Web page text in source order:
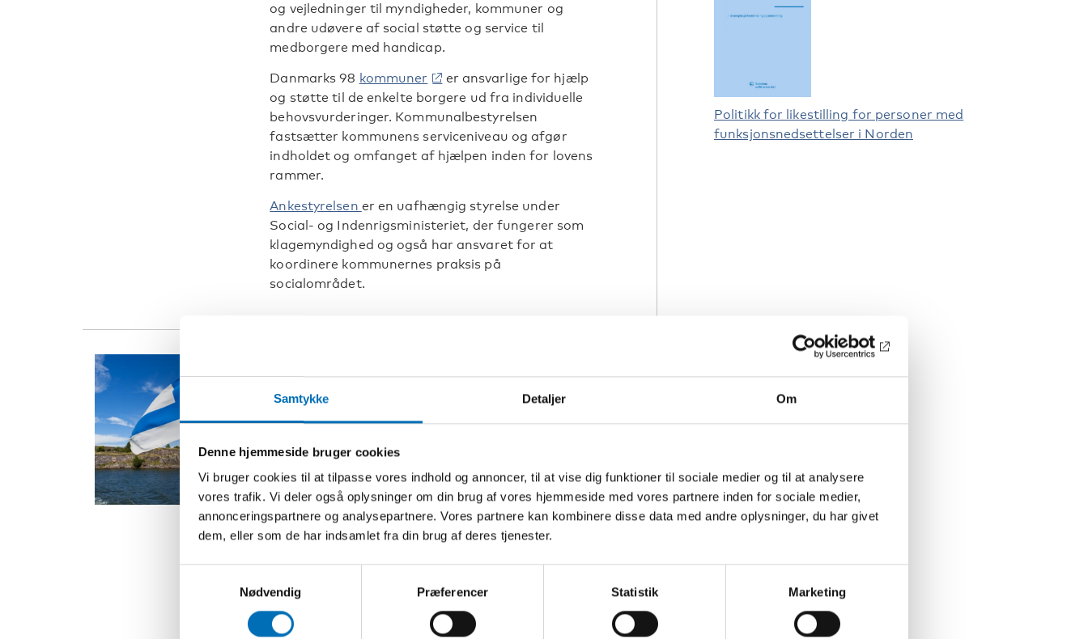
Samtykke Detaljer Om
Denne hjemmeside bruger cookies
Vi bruger cookies til at tilpasse vores indhold og annoncer, til at vise dig funktioner til sociale medier og til at analysere
vores trafik. Vi deler også oplysninger om din brug af vores hjemmeside med vores partnere inden for sociale medier,
annonceringspartnere og analysepartnere. Vores partnere kan kombinere disse data med andre oplysninger, du har givet
dem, eller som de har indsamlet fra din brug af deres tjenester.
Nødvendig
Præferencer Statistik Marketing
Politikk for likestilling for personer med
funksjonsnedsettelser i Norden
og vejledninger til myndigheder, kommuner og
andre udøvere af social støtte og service til
medborgere med handicap.
Danmarks 98 kommuner
er ansvarlige for hjælp
og støtte til de enkelte borgere ud fra individuelle
behovsvurderinger. Kommunalbestyrelsen
fastsætter kommunens serviceniveau og afgør
indholdet og omfanget af hjælpen inden for lovens
rammer.
Ankestyrelsen er en uafhængig styrelse under
Social- og Indenrigsministeriet, der fungerer som
klagemyndighed og også har ansvaret for at
koordinere kommunernes praksis på
socialområdet.
Social- og Sundhedsministeriet
koordinerer
handicappolitikken i Finland. Alle
gennemførelsen.
Handicappolitikkens principper indebærer, at
personer med handicap har ret til ligebehandling,
involvering og ikke-diskriminering samt nødvendige
området er baseret på grundlæggende friheder og
rettigheder samt menneskerettigheder.
Bestemmelserne om ikke at forskelsbehandle
mennesker med handicap er medtaget i den finske